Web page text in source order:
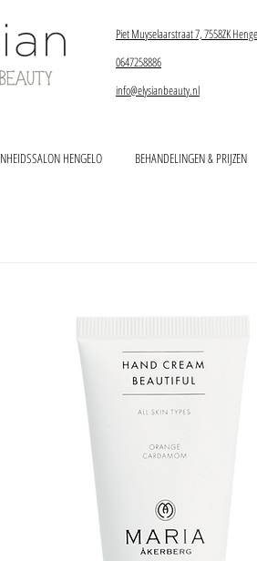
Piet Muyselaarstraat 7, 7558ZK
0647258886
info@elysianbeauty.nl
HENGELO BEHANDELINGEN & PRIJZEN